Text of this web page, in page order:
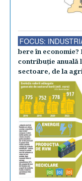
FOCUS:
bere în
contribuţie anuală
sectoare, de la